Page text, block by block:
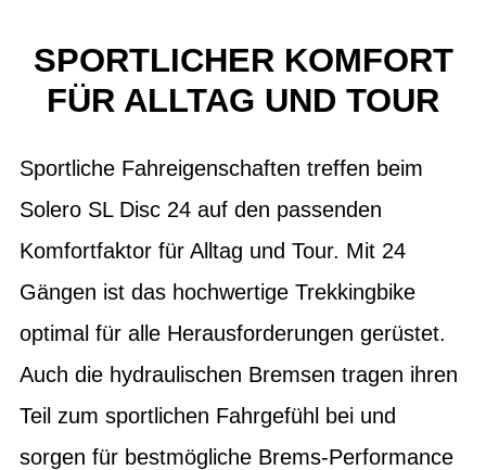
SPORTLICHER KOMFORT
FÜR ALLTAG UND TOUR
Sportliche Fahreigenschaften treffen beim
Solero SL Disc 24 auf den passenden
Komfortfaktor für Alltag und Tour. Mit 24
Gängen ist das hochwertige Trekkingbike
optimal für alle Herausforderungen gerüstet.
Auch die hydraulischen Bremsen tragen ihren
Teil zum sportlichen Fahrgefühl bei und
sorgen für bestmögliche Brems-Performance